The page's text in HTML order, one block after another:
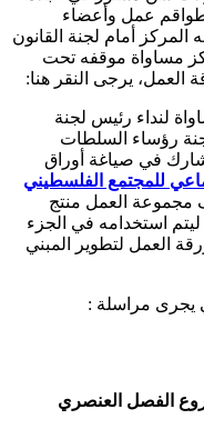
طواقم عمل وأعضاء
2006. كما طرحه المركز أمام لجنة القانون
عام 2006. ونشر مركز مساواة موقفه تحت
العمل، يرجى النقر هنا:
لنداء رئيس لجنة
لجنة رؤساء السلطات
في صياغة أوراق
للمجتمع الفلسطيني
العمل منتج
استخدامه في الجزء
العمل لتطوير المبني
يجرى مراسلة :